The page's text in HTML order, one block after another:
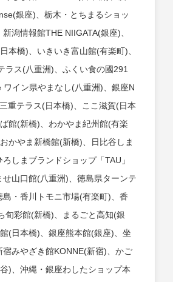
銀座)、栃木・とちまるショッ
潟情報館THE NIIGATA(銀座)、
本橋)、いきいき富山館(有楽町)、
ラス(八重洲)、ふくい食の國291
ワイン県やまなし(八重洲)、銀座N
重テラス(日本橋)、ここ滋賀(日本
館(新橋)、わかやま紀州館(有楽
かやま新橋館(新橋)、日比谷しま
しまブランドショップ「TAU」
せ山口館(八重洲)、徳島県ターンテ
島・香川トモニ市場(有楽町)、香
旬彩館(新橋)、まるごと高知(銀
(日本橋)、銀座熊本館(銀座)、坐
みやざき館KONNE(新宿)、かご
)、沖縄・銀座わしたショップ本